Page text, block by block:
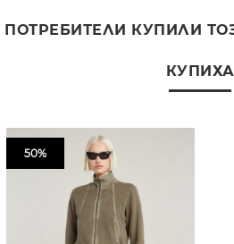
ПОТРЕБИТЕЛИ КУПИЛИ
КУПИХА
50%